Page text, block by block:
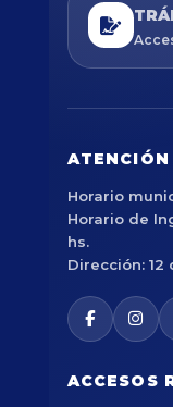
Horario
Horario de
hs.
Dirección: 12
ACCESOS